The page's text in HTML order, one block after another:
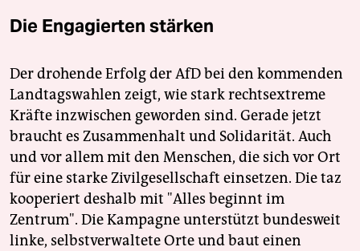
Die Engagierten stärken
Der drohende Erfolg der AfD bei den kommenden
Landtagswahlen zeigt, wie stark rechtsextreme
Kräfte inzwischen geworden sind. Gerade jetzt
braucht es Zusammenhalt und Solidarität. Auch
und vor allem mit den Menschen, die sich vor Ort
für eine starke Zivilgesellschaft einsetzen. Die taz
kooperiert deshalb mit "Alles beginnt im
Zentrum". Die Kampagne unterstützt bundesweit
linke, selbstverwaltete Orte und baut einen